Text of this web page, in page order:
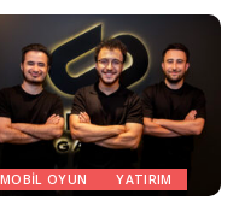
MOBIL OYUN YATIRIM